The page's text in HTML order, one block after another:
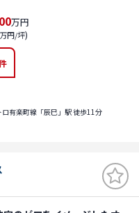
万円
万円/坪)
有楽町線「辰巳」駅 徒歩11分